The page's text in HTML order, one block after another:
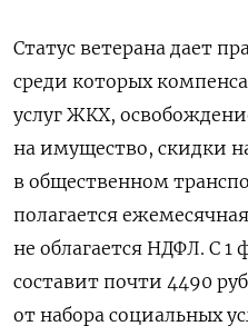
Статус ветерана дает
среди которых
услуг ЖКХ,
на имущество, скидки
в общественном
полагается
не облагается НДФЛ. С 1
составит почти 4490
от набора социальных